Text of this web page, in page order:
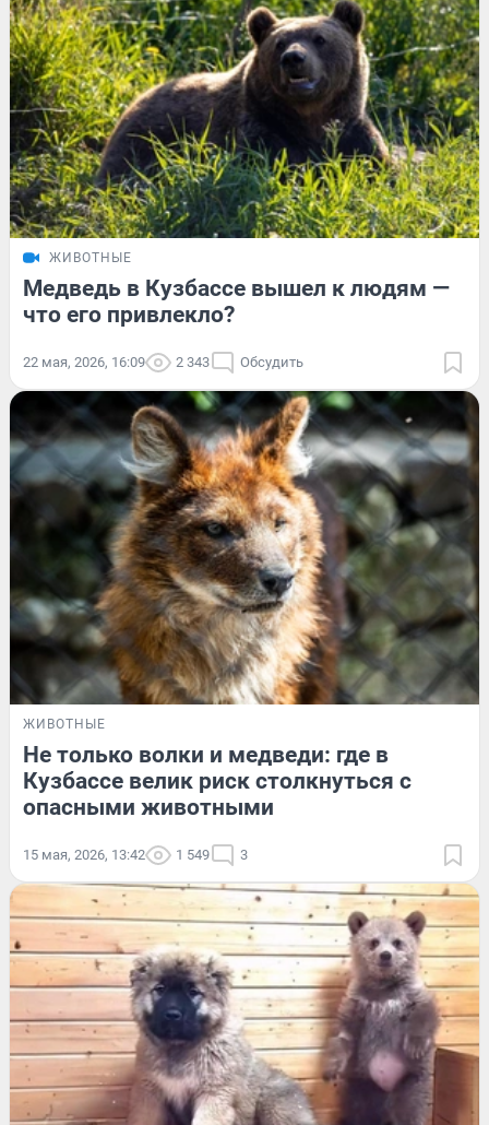
ЖИВОТНЫЕ
Медведь в Кузбассе вышел к людям —
что его привлекло?
22 мая, 2026, 16:09 2 343 Обсудить
ЖИВОТНЫЕ
Не только волки и медведи: где в
Кузбассе велик риск столкнуться с
опасными животными
15 мая, 2026, 13:42 1 549 3